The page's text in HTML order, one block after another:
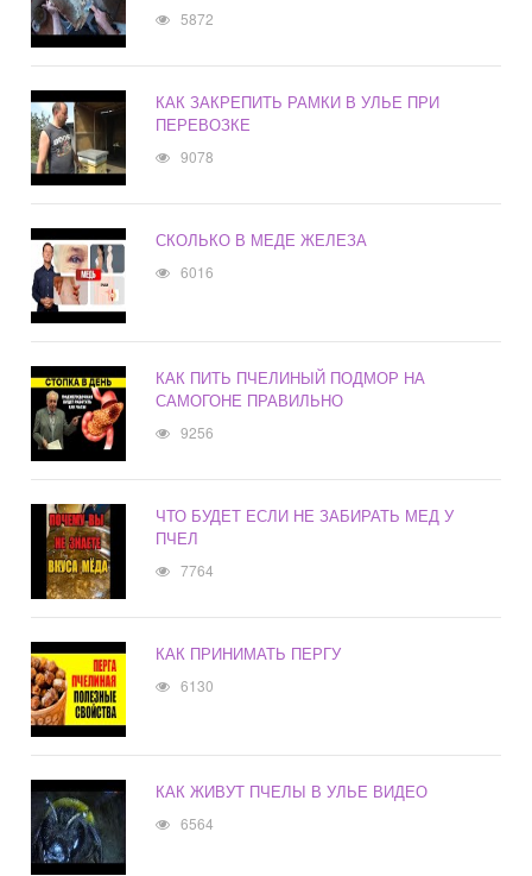
5872
КАК ЗАКРЕПИТЬ РАМКИ В УЛЬЕ ПРИ
ПЕРЕВОЗКЕ
9078
СКОЛЬКО В МЕДЕ ЖЕЛЕЗА
6016
КАК ПИТЬ ПЧЕЛИНЫЙ ПОДМОР НА
САМОГОНЕ ПРАВИЛЬНО
9256
ЧТО БУДЕТ ЕСЛИ НЕ ЗАБИРАТЬ МЕД У
ПЧЕЛ
7764
КАК ПРИНИМАТЬ ПЕРГУ
6130
КАК ЖИВУТ ПЧЕЛЫ В УЛЬЕ ВИДЕО
6564